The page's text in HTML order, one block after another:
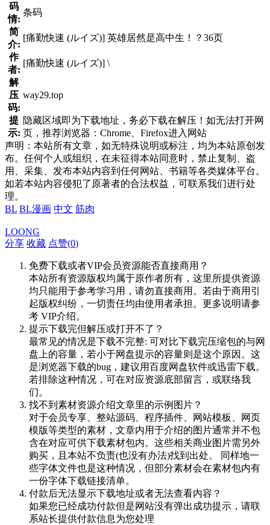
码
情:
条码
简
介:
[痛勤快速 (ルイズ)] 英雄居然是高中生！？36页
作
者:
[痛勤快速 (ルイズ)] \
解
压
码:
way29.top
提
示:
隐藏区域即为下载地址，务必下载在解压！如无法打开网
页，推荐浏览器：Chrome、Firefox进入网站
声明：本站所有文章，如无特殊说明或标注，均为本站原创发
布。任何个人或组织，在未征得本站同意时，禁止复制、盗
用、采集、发布本站内容到任何网站、书籍等各类媒体平台。
如若本站内容侵犯了原著者的合法权益，可联系我们进行处
理。
BL BL漫画 中文 筋肉
LOONG
分享 收藏 点赞(0)
免费下载或者VIP会员资源能否直接商用？
本站所有资源版权均属于原作者所有，这里所提供资源
均只能用于参考学习用，请勿直接商用。若由于商用引
起版权纠纷，一切责任均由使用者承担。更多说明请参
考 VIP介绍。
提示下载完但解压或打开不了？
最常见的情况是下载不完整: 可对比下载完压缩包的与网
盘上的容量，若小于网盘提示的容量则是这个原因。这
是浏览器下载的bug，建议用百度网盘软件或迅雷下载。
若排除这种情况，可在对应资源底部留言，或联络我
们。
找不到素材资源介绍文章里的示例图片？
对于会员专享、整站源码、程序插件、网站模板、网页
模版等类型的素材，文章内用于介绍的图片通常并不包
含在对应可供下载素材包内。这些相关商业图片需另外
购买，且本站不负责(也没有办法)找到出处。 同样地一
些字体文件也是这种情况，但部分素材会在素材包内有
一份字体下载链接清单。
付款后无法显示下载地址或者无法查看内容？
如果您已经成功付款但是网站没有弹出成功提示，请联
系站长提供付款信息为您处理